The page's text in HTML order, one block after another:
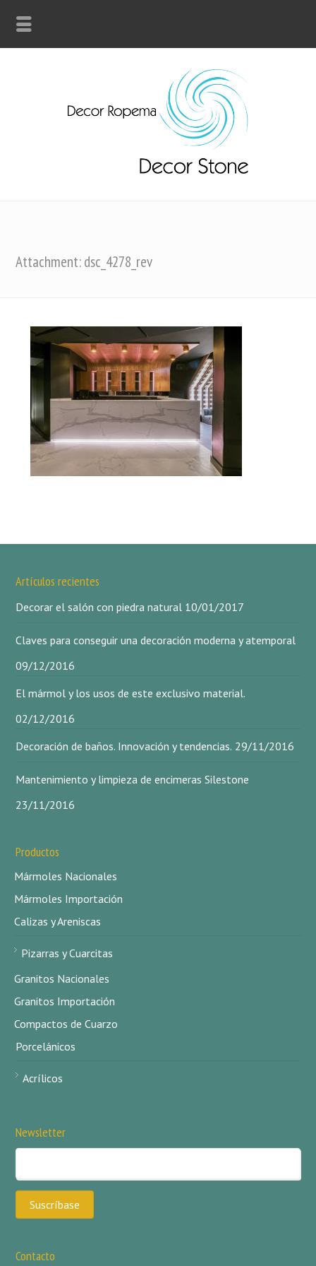
Attachment: dsc_4278_rev
Artículos recientes
Decorar el salón con piedra natural 10/01/2017
Claves para conseguir una decoración moderna y atemporal
09/12/2016
El mármol y los usos de este exclusivo material.
02/12/2016
Decoración de baños. Innovación y tendencias. 29/11/2016
Mantenimiento y limpieza de encimeras Silestone
23/11/2016
Productos
Mármoles Nacionales
Mármoles Importación
Calizas y Areniscas
Pizarras y Cuarcitas
Granitos Nacionales
Granitos Importación
Compactos de Cuarzo
Porcelánicos
Acrílicos
Newsletter
Contacto